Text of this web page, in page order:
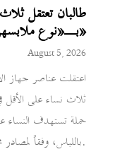
طالبان تعتقل
بـ«نوع ملابسهن»
August 5, 2026
اعتقلت عناصر جهاز
ثلاث نساء على
حملة تستهدف النساء
باللباس، وفقاً لمصادر محلية.